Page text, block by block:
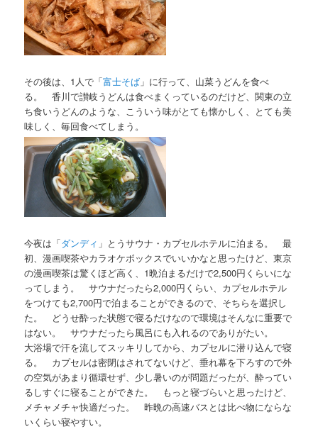
その後は、1人で「富士そば 」に行って、山菜うどんを食べ
る。 香川で讃岐うどんは食べまくっているのだけど、関東の立
ち食いうどんのような、こういう味がとても懐かしく、とても美
味しく、毎回食べてしまう。
今夜は「ダンディ 」とうサウナ・カプセルホテルに泊まる。 最
初、漫画喫茶やカラオケボックスでいいかなと思ったけど、東京
の漫画喫茶は驚くほど高く、1晩泊まるだけで2,500円くらいにな
ってしまう。 サウナだったら2,000円くらい、カプセルホテル
をつけても2,700円で泊まることができるので、そちらを選択し
た。 どうせ酔った状態で寝るだけなので環境はそんなに重要で
はない。 サウナだったら風呂にも入れるのでありがたい。
大浴場で汗を流してスッキリしてから、カプセルに潜り込んで寝
る。 カプセルは密閉はされてないけど、垂れ幕を下ろすので外
の空気があまり循環せず、少し暑いのが問題だったが、酔ってい
るしすぐに寝ることができた。 もっと寝づらいと思ったけど、
メチャメチャ快適だった。 昨晩の高速バスとは比べ物にならな
いくらい寝やすい。